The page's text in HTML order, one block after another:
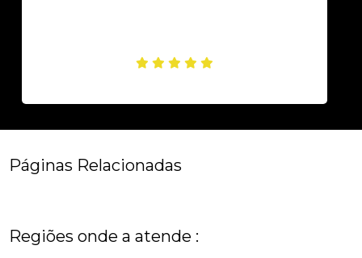
Páginas Relacionadas
Regiões onde a atende :